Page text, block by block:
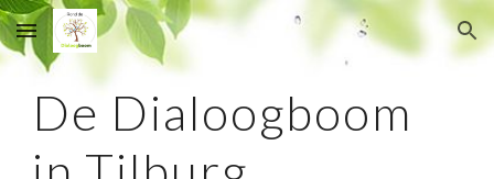
Skip to main content Skip to navigation
De Dialoogboom